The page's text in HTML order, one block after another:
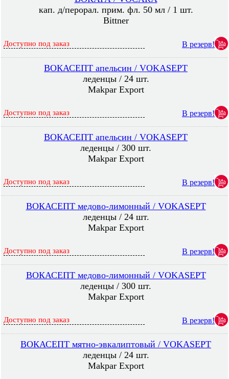
кап. д/перорал. прим. фл. 50 мл / 1 шт.
Bittner
Доступно под заказ В резерв!
ВОКАСЕПТ апельсин / VOKASEPT
леденцы / 24 шт.
Makpar Export
Доступно под заказ В резерв!
ВОКАСЕПТ апельсин / VOKASEPT
леденцы / 300 шт.
Makpar Export
Доступно под заказ В резерв!
ВОКАСЕПТ медово-лимонный / VOKASEPT
леденцы / 24 шт.
Makpar Export
Доступно под заказ В резерв!
ВОКАСЕПТ медово-лимонный / VOKASEPT
леденцы / 300 шт.
Makpar Export
Доступно под заказ В резерв!
ВОКАСЕПТ мятно-эвкалиптовый / VOKASEPT
леденцы / 24 шт.
Makpar Export